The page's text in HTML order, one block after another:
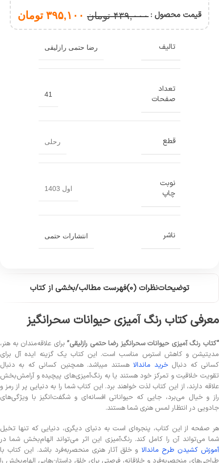
قیمت محصول :۴۳۹,۰۰۰ تومان ۳۹۵,۱۰۰ تومان
تالیف رضا حتمی رازلیقی
تعداد
صفحات
41
قطع رحلی
نوبت
چاپ
اول 1403
ناشر انتشارات حتمی
توضیحاتنظرات (0) فهرست مطالب/بخشی از کتاب
معرفی کتاب رنگ آمیزی حیوانات سحرانگیز
“کتاب رنگ آمیزی حیوانات سحرانگیز رضا حتمی رازلیقی”برای علاقه‌مندان به هنر،
مدیتیشن و کاهش استرس مناسب است. این کتاب یک گزینه ایده آل برای
کسانی که دنبالخرید ماندالا هستند میباشد. همچنین کسانی که به دنبال
تقویت خلاقیت و تمرکز خود هستند یا به رنگ‌آمیزی‌های پیچیده و آرامش‌بخش
علاقه دارند، از این کتاب لذت خواهند برد. این کتاب شما را به دنیایی پر از رمز و
راز و خیال می‌برد، جایی که حیواناتی افسانه‌ای و شگفت‌انگیز با ویژگی‌های
جادویی در انتظار لمس هنری شما هستند.
هر صفحه از این کتاب، پنجره‌ای است به دنیای دیگری، دنیایی که تنها تخیل
شما می‌تواند آن را کامل کند. رنگ‌آمیزی این اثر می‌تواند الهام‌بخش شما در
آموزش کشیدن طرح ماندالا و خلق آثار هنری منحصربه‌فرد باشد. این کتاب با